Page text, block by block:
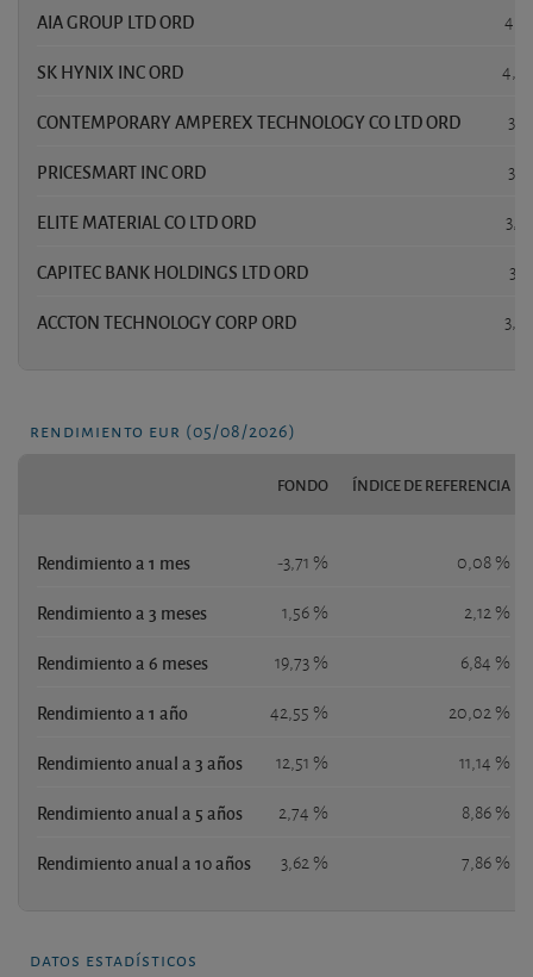
AIA GROUP LTD ORD
SK HYNIX INC ORD
CONTEMPORARY AMPEREX TECHNOLOGY CO LTD ORD
PRICESMART INC ORD
ELITE MATERIAL CO LTD ORD
CAPITEC BANK HOLDINGS LTD ORD
ACCTON TECHNOLOGY CORP ORD
rendimiento eur (05/08/2026)
FONDO ÍNDICE DE REFERENCIA
Rendimiento a 1 mes -3,71 % 0,08 %
Rendimiento a 3 meses 1,56 % 2,12 %
Rendimiento a 6 meses 19,73 % 6,84 %
Rendimiento a 1 año 42,55 % 20,02 %
Rendimiento anual a 3 años 12,51 % 11,14 %
Rendimiento anual a 5 años 2,74 % 8,86 %
Rendimiento anual a 10 años 3,62 % 7,86 %
datos estadísticos